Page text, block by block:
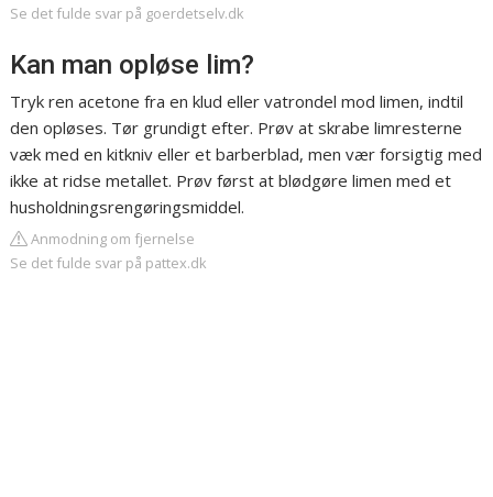
Se det fulde svar på goerdetselv.dk
Kan man opløse lim?
Tryk ren acetone fra en klud eller vatrondel mod limen, indtil
den opløses. Tør grundigt efter. Prøv at skrabe limresterne
væk med en kitkniv eller et barberblad, men vær forsigtig med
ikke at ridse metallet. Prøv først at blødgøre limen med et
husholdningsrengøringsmiddel.
Anmodning om fjernelse
Se det fulde svar på pattex.dk